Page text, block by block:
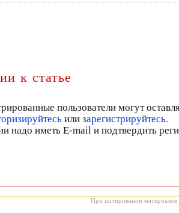
к статье
пользователи могут
или зарегистрируйтесь.
надо иметь E-mail и подтвердить
При цитировании материалов